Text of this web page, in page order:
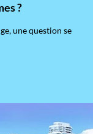
?
une question se